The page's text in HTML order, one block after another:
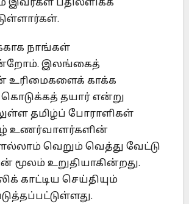
இவர்கள் பதிலளிக்க
நாங்கள்
இலங்கைத்
உரிமைகளைக் காக்க
கொடுக்கத் தயார் என்று
தமிழ்ப் போராளிகள்
உணர்வாளர்களின்
வெறும் வெத்து வேட்டு
மூலம் உறுதியாகின்றது.
காட்டிய செய்தியும்